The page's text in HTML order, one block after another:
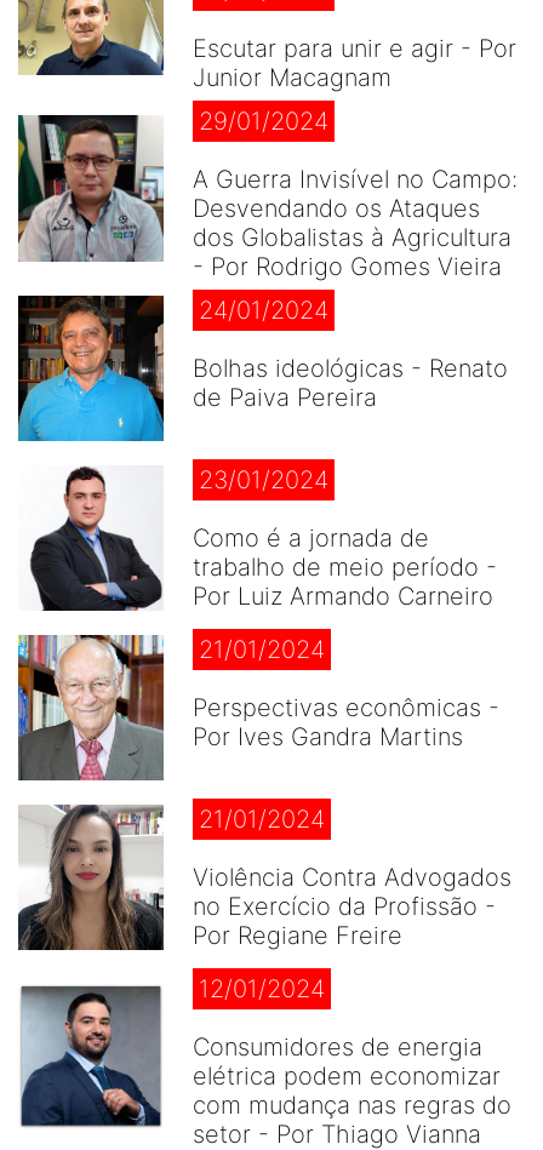
Escutar para unir e agir - Por
Junior Macagnam
29/01/2024
A Guerra Invisível no Campo:
Desvendando os Ataques
dos Globalistas à Agricultura
- Por Rodrigo Gomes Vieira
24/01/2024
Bolhas ideológicas - Renato
de Paiva Pereira
23/01/2024
Como é a jornada de
trabalho de meio período -
Por Luiz Armando Carneiro
21/01/2024
Perspectivas econômicas -
Por Ives Gandra Martins
21/01/2024
Violência Contra Advogados
no Exercício da Profissão -
Por Regiane Freire
12/01/2024
Consumidores de energia
elétrica podem economizar
com mudança nas regras do
setor - Por Thiago Vianna